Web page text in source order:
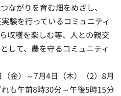
ながりを育む畑をめざし、
験を行っているコミュニティ
収穫を楽しむ等、人との親交
して、農を守るコミュニティ
金）～7月4日（木）（2）8月
も午前8時30分～午後5時15分